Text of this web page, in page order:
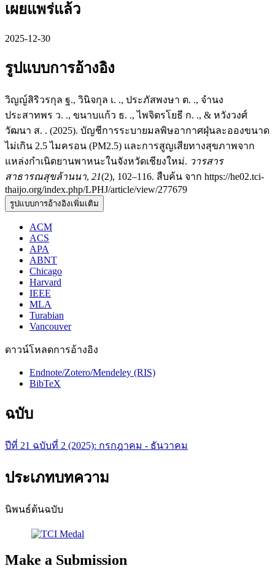
เผยแพร่แล้ว
2025-12-30
รูปแบบการอ้างอิง
วิญญ์สิริวรกุล ฐ., วินิจกุล เ. ., ประภัสพงษา ต. ., จำนง
ประสาทพร ว. ., ขนาบแก้ว ธ. ., ไพจิตรโยธี ก. ., & หวังวงศ์
วัฒนา ส. . (2025). บัญชีการระบายมลพิษอากาศฝุ่นละอองขนาด
ไม่เกิน 2.5 ไมครอน (PM2.5) และการสูญเสียทางสุขภาพจาก
แหล่งกำเนิดยานพาหนะในจังหวัดเชียงใหม่. วารสาร
สาธารณสุขล้านนา, 21(2), 102–116. สืบค้น จาก https://he02.tci-
thaijo.org/index.php/LPHJ/article/view/277679
รูปแบบการอ้างอิงเพิ่มเติม
ACM
ACS
APA
ABNT
Chicago
Harvard
IEEE
MLA
Turabian
Vancouver
ดาวน์โหลดการอ้างอิง
Endnote/Zotero/Mendeley (RIS)
BibTeX
ฉบับ
ปีที่ 21 ฉบับที่ 2 (2025): กรกฎาคม - ธันวาคม
ประเภทบทความ
นิพนธ์ต้นฉบับ
Make a Submission